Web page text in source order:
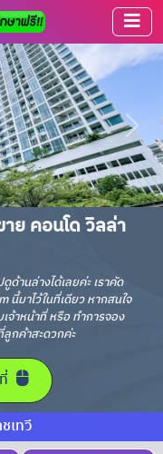
ย คอนโด วิลล่า
านล่างได้เลยค่ะ เราคัด
มาไว้ในที่เดียว หากสนใจ
จ้าหน้าที่ หรือ ทำการจอง
กค้าสะดวกค่ะ
เทวี